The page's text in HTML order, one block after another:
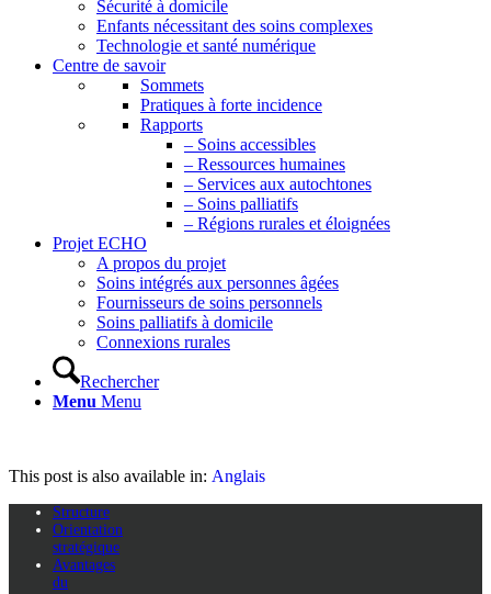
Sécurité à domicile
Enfants nécessitant des soins complexes
Technologie et santé numérique
Centre de savoir
Sommets
Pratiques à forte incidence
Rapports
– Soins accessibles
– Ressources humaines
– Services aux autochtones
– Soins palliatifs
– Régions rurales et éloignées
Projet ECHO
A propos du projet
Soins intégrés aux personnes âgées
Fournisseurs de soins personnels
Soins palliatifs à domicile
Connexions rurales
Rechercher
Menu Menu
This post is also available in: Anglais
Structure
Orientation
stratégique
Avantages
du